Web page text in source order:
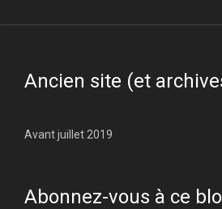
Ancien site (et
Avant juillet 2019
Abonnez-vous à ce